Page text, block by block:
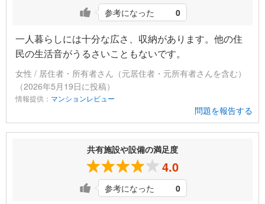
参考になった 0
一人暮らしには十分な広さ、収納があります。他の住
民の生活音がうるさいこともないです。
女性 / 居住者・所有者さん（元居住者・元所有者さんを含む）
（2026年5月19日に投稿）
情報提供： マンションレビュー
問題を報告する
共有施設や設備の満足度
4.0
参考になった 0